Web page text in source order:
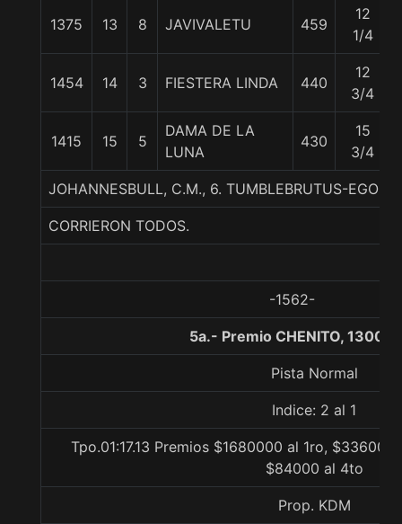
1375 13 8 JAVIVALETU 459
12
1/4
1454 14 3 FIESTERA LINDA 440
12
3/4
1415 15 5
DAMA DE LA
LUNA
430
15
3/4
JOHANNESBULL, C.M., 6. TUMBLEBRUTUS-
CORRIERON TODOS.
-1562-
5a.- Premio CHENITO, 1300
Pista Normal
Indice: 2 al 1
Tpo.01:17.13 Premios $1680000 al 1ro,
$84000 al 4to
Prop. KDM